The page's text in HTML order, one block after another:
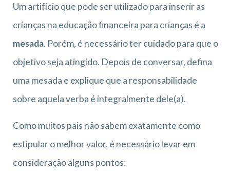
Um artifício que pode ser utilizado para inserir as
crianças na educação financeira para crianças é a
mesada. Porém, é necessário ter cuidado para que o
objetivo seja atingido. Depois de conversar, defina
uma mesada e explique que a responsabilidade
sobre aquela verba é integralmente dele(a).
Como muitos pais não sabem exatamente como
estipular o melhor valor, é necessário levar em
consideração alguns pontos: